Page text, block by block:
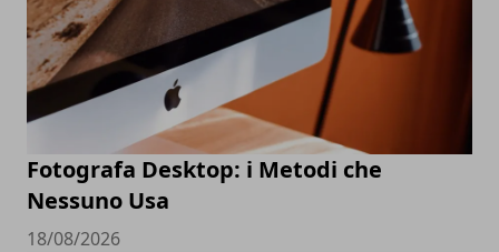
Fotografa Desktop: i Metodi che
Nessuno Usa
18/08/2026